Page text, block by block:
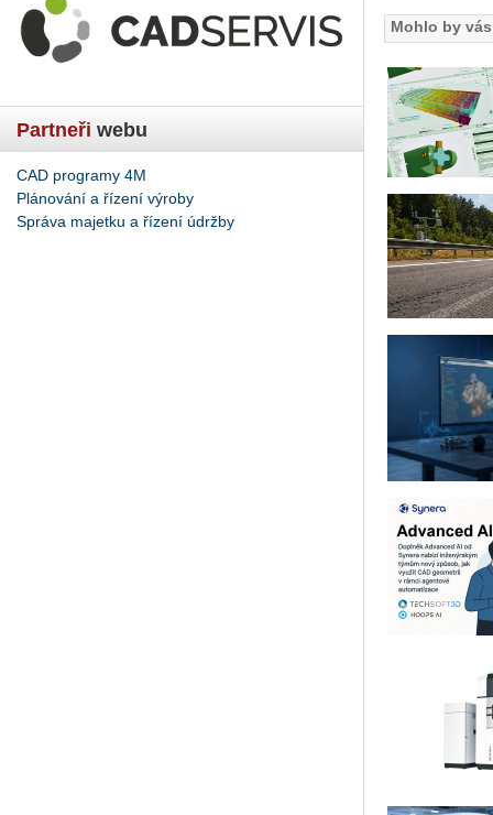
Partneři webu
CAD programy 4M
Plánování a řízení výroby
Správa majetku a řízení údržby
Mohlo by